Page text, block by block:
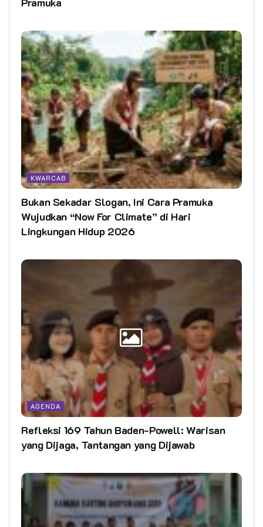
KWARCAB
Bukan Sekadar Slogan, Ini Cara Pramuka
Wujudkan “Now For Climate” di Hari
Lingkungan Hidup 2026
AGENDA
Refleksi 169 Tahun Baden-Powell: Warisan
yang Dijaga, Tantangan yang Dijawab